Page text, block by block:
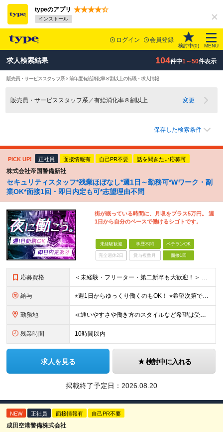
typeのアプリ
インストール
ログイン 会員登録
検討中(0) MENU
求人検索結果 104件中1～50件表示
販売員・サービススタッフ系 × 前年度有給消化率８割以上の転職・求人情報
販売員・サービススタッフ系／有給消化率８割以上 変更
保存した検索条件
PICK UP! 正社員 面接情報有 自己PR不要 話を聞きたい応募可
株式会社帝国警備新社
セキュリティスタッフ*残業ほぼなし*週1日～勤務可*Wワーク・副
業OK*面接1回・即日内定も可*志望理由不問
街が眠っている時間に、月収をプラス5万円。 週
1日から自分のペースで働けるシゴトです。
未経験歓迎 学歴不問 ベテランOK
完全週休2日 賞与複数月 面接1回
応募資格 ＜未経験・フリーター・第二新卒も大歓迎！＞ ※学歴不問 ★堅苦しい志望動機は必要なし！ ★コミュ力に自信がなくてもOK！ ★特別な資格や専門知識は必要ありません！ 【こんな想いをお持ちの方はぜひ
給与 ⭐︎週1日からゆっくり働くのもOK！ ⭐︎希望次第で収入UPも可能！ 当務（当直）／日給21,450円～24,700円 長夜勤／日給13,650円～15,275円 ※支給方法※ 15日締め、25日
勤務地 ≪通いやすさや働き方のスタイルなど希望は受け入れます！》 ★転居を伴う転勤なし ★直行直帰が基本 ★駅チカ・オープニング案件も多数 ・希望に応じて東京都内近郊、ほか神奈川・千葉・埼玉も含め、配属先を
残業時間 10時間以内
求人を見る 検討中に入れる
掲載終了予定日： 2026.08.20
NEW 正社員 面接情報有 自己PR不要
成田空港警備株式会社